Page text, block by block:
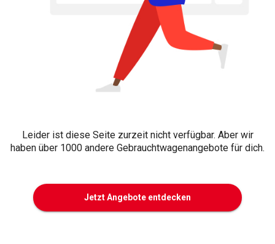
Leider ist diese Seite zurzeit nicht verfügbar. Aber wir
haben über 1000 andere Gebrauchtwagenangebote für dich.
Jetzt Angebote entdecken